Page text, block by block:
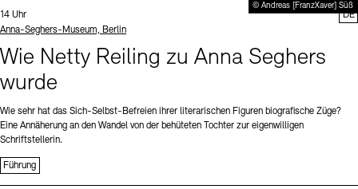
© Andreas [FranzXaver] Süß
Uhrzeit:
14 Uhr
Standort
Anna-Seghers-Museum, Berlin
Wie Netty Reiling zu Anna Seghers
wurde
Wie sehr hat das Sich-Selbst-Befreien ihrer literarischen Figuren biografische Züge?
Eine Annäherung an den Wandel von der behüteten Tochter zur eigenwilligen
Schriftstellerin.
Führung
DE